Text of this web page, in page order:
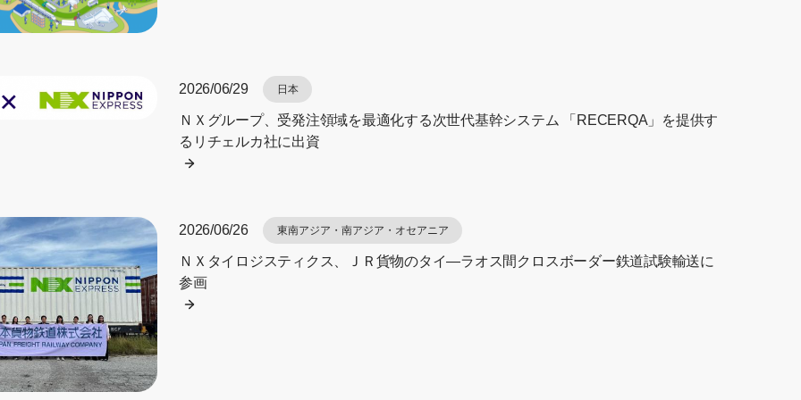
2026/06/29 日本
ＮＸグループ、受発注領域を最適化する次世代基幹システム 「RECERQA」を提供す
るリチェルカ社に出資
2026/06/26 東南アジア・南アジア・オセアニア
ＮＸタイロジスティクス、ＪＲ貨物のタイ―ラオス間クロスボーダー鉄道試験輸送に
参画